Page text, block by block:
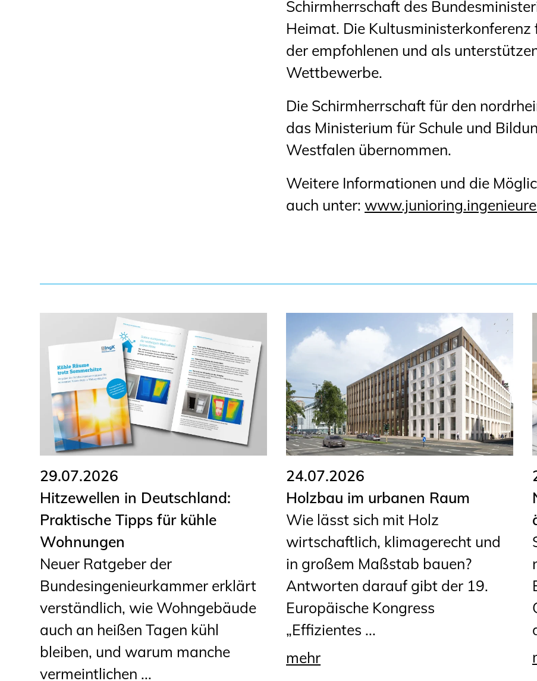
Schirmherrschaft des
Heimat. Die Kultusministerkonferenz
der empfohlenen und als
Wettbewerbe.
Die Schirmherrschaft für den
das Ministerium für Schule und
Westfalen übernommen.
Weitere Informationen und die
auch unter:
29.07.2026
Hitzewellen in Deutschland:
Praktische Tipps für kühle
Wohnungen
Neuer Ratgeber der
Bundesingenieurkammer erklärt
verständlich, wie Wohngebäude
auch an heißen Tagen kühl
bleiben, und warum manche
vermeintlichen ...
24.07.2026
Holzbau im urbanen Raum
Wie lässt sich mit Holz
wirtschaftlich, klimagerecht und
in großem Maßstab bauen?
Antworten darauf gibt der 19.
Europäische Kongress
„Effizientes ...
mehr